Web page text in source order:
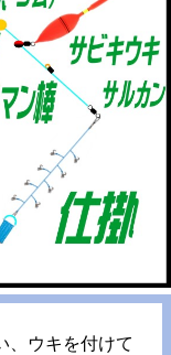
、ウキを付けて